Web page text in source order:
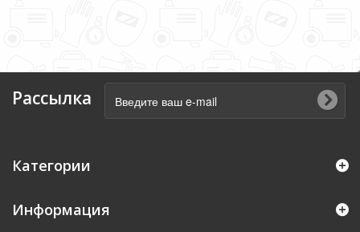
Рассылка
Категории
Информация